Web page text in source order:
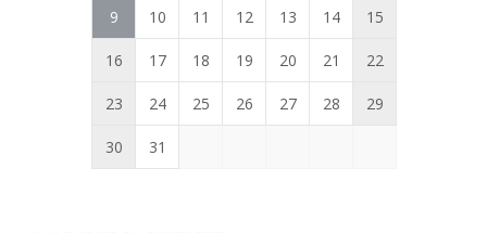
9 10 11 12 13 14 15
16 17 18 19 20 21 22
23 24 25 26 27 28 29
30 31